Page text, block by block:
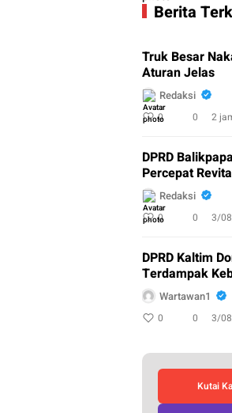
Berita
Truk Besar
Aturan Jelas
Redaksi
0 0 2
DPRD
Percepat
Redaksi
0 0 3/
DPRD Kaltim
Terdampak
Wartawan1
0 0 3/
Kutai